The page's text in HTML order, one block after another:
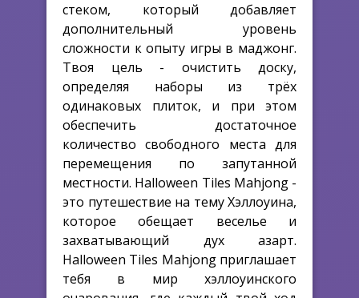
стеком, который добавляет
дополнительный уровень
сложности к опыту игры в маджонг.
Твоя цель - очистить доску,
определяя наборы из трёх
одинаковых плиток, и при этом
обеспечить достаточное
количество свободного места для
перемещения по запутанной
местности. Halloween Tiles Mahjong -
это путешествие на тему Хэллоуина,
которое обещает веселье и
захватывающий дух азарт.
Halloween Tiles Mahjong приглашает
тебя в мир хэллоуинского